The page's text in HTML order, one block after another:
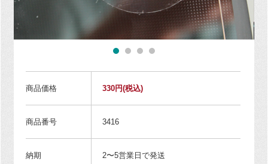
商品価格 330円(税込)
商品番号 3416
納期 2〜5営業日で発送